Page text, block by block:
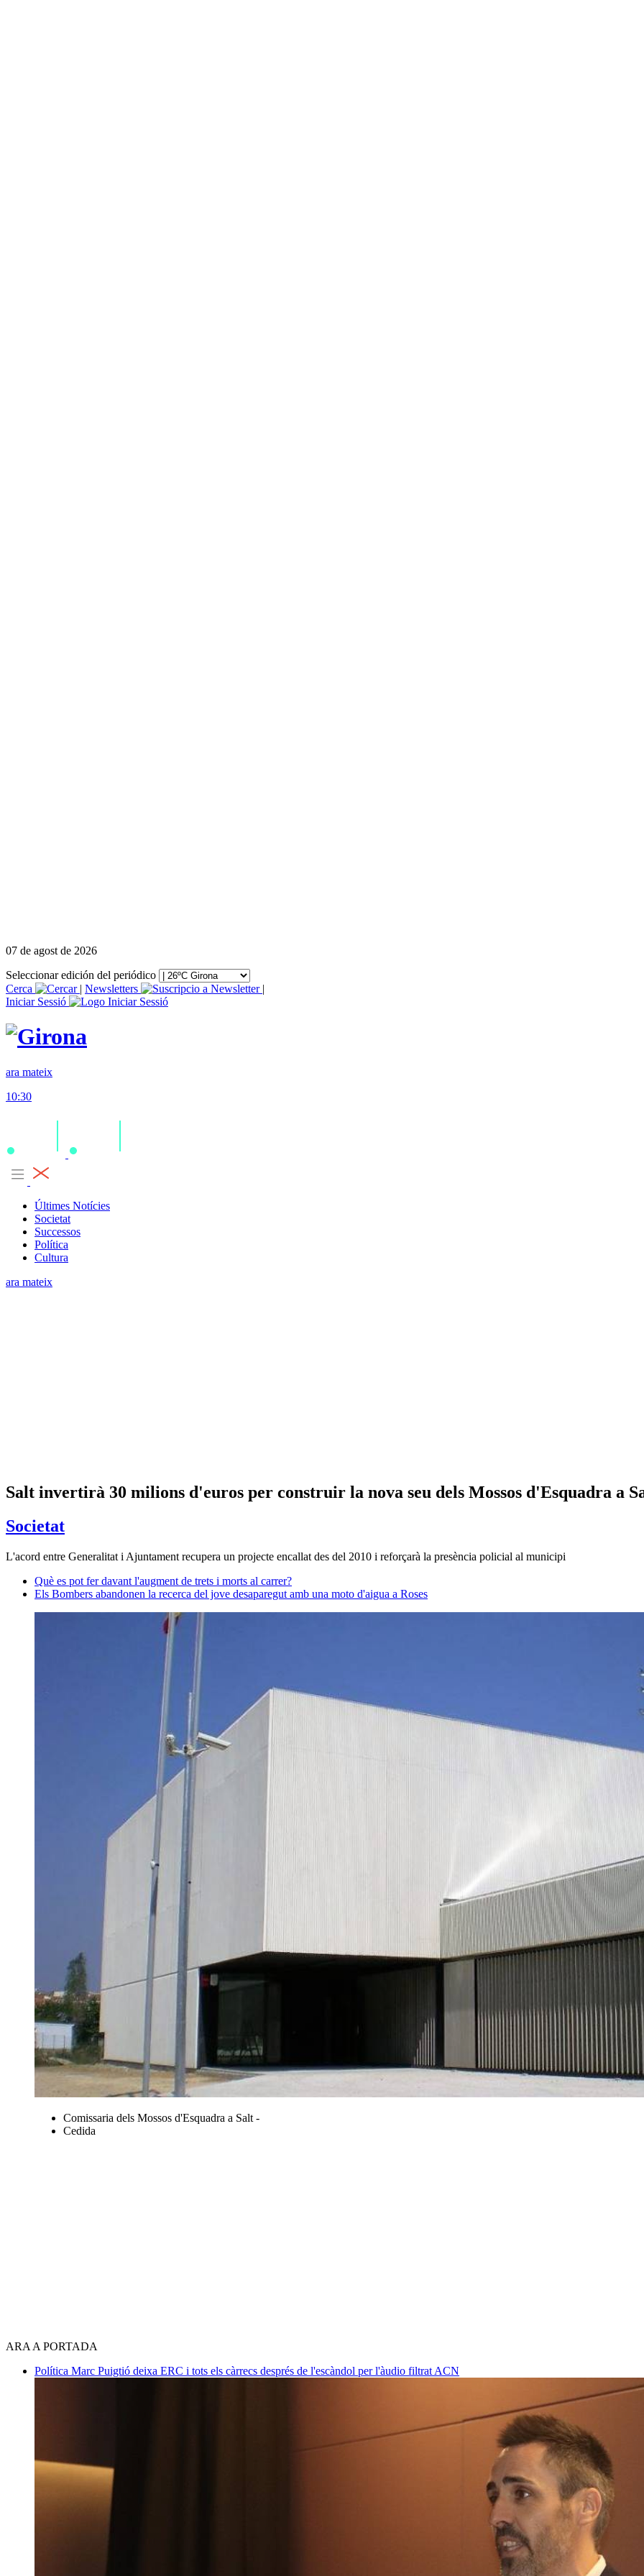
07 de agost de 2026
Seleccionar edición del periódico
Cerca
| Newsletters
|
Iniciar Sessió
ara mateix
10:30
Últimes Notícies
Societat
Successos
Política
Cultura
ara mateix
Salt invertirà 30 milions d'euros per construir la nova seu dels Mossos d'Esquadra a
Societat
L'acord entre Generalitat i Ajuntament recupera un projecte encallat des del 2010 i reforçarà la presència policial al municipi
Què es pot fer davant l'augment de trets i morts al carrer?
Els Bombers abandonen la recerca del jove desaparegut amb una moto d'aigua a Roses
Comissaria dels Mossos d'Esquadra a Salt -
Cedida
ARA A PORTADA
Política Marc Puigtió deixa ERC i tots els càrrecs després de l'escàndol per l'àudio filtrat ACN